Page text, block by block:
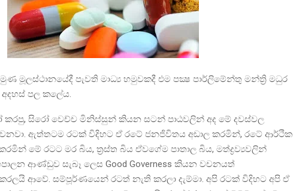
මූලස්ථානයේදී පැවති මාධ්‍ය හමුවකදී එම පක්‍ෂ පාර්ලිමේන්තු මන්ත්‍රි මධුර
පල කලේය.
කරපු, සිරෝ වෙච්ච මිනිස්සුන් කියන සටන් පාඨවලින් අද මේ දවස්වල
ඇත්තටම රටක් විදිහට ඒ රටේ ජනජිවිතය අඩාල කරමින්, රටේ ආර්ථික
මේ රටට මර බිය, ත්‍රස්ත බිය ඒවගේම පාතාල බිය, මත්ද්‍රව්‍යවලින්
ආණ්ඩුව සැබෑ ලෙස Good Governess කියන වචනයත්
ආවේ. සම්පූර්ණයෙන් රටත් නැති කරලා දැම්මා. අපි රටක් විදිහට අපි ඒ